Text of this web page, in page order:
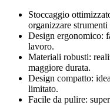
Stoccaggio
organizzare
Design ergonomico:
lavoro.
Materiali robusti:
maggiore durata.
Design compatto:
limitato.
Facile da pulire: